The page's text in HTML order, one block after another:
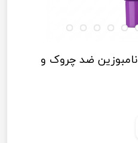
اسنس ضد آفتاب شماره 9 نامبوزین ضد چروک و